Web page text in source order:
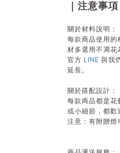
｜注意事項
關於材料說明：
每款商品使用的
材多選用不凋花
官方 LINE 與我
延長。
關於搭配設計：
每款商品都是花
或小細節，都歡
注意：有附贈燈